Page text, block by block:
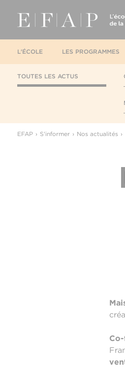
L'ÉCOLE LES PROGRAMMES
TOUTES LES ACTUS
EFAP S'informer Nos actualités